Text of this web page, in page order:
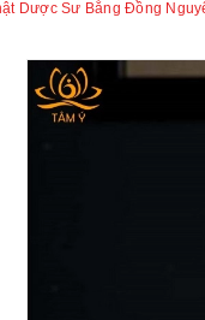
Dược Sư Bằng Đồng